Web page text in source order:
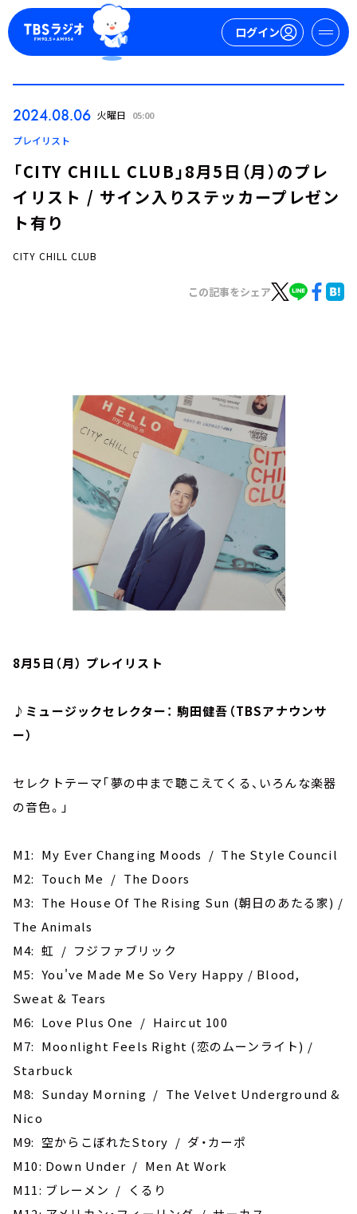
ログイン
YouTube
会社情報
2024.08.06 火曜日 05:00
プレイリスト
「CITY CHILL CLUB」8月5日（月）のプレ
イリスト / サイン入りステッカープレゼン
ト有り
CITY CHILL CLUB
この記事をシェア
8月5日（月） プレイリスト
♪ミュージックセレクター： 駒田健吾（TBSアナウンサ
ー）
セレクトテーマ｢夢の中まで聴こえてくる、いろんな楽器
の音色。｣
M1: My Ever Changing Moods / The Style Council
M2: Touch Me / The Doors
M3: The House Of The Rising Sun (朝日のあたる家) /
The Animals
M4: 虹 / フジファブリック
M5: You've Made Me So Very Happy / Blood,
Sweat & Tears
M6: Love Plus One / Haircut 100
M7: Moonlight Feels Right (恋のムーンライト) /
Starbuck
M8: Sunday Morning / The Velvet Underground &
Nico
M9: 空からこぼれたStory / ダ・カーポ
M10: Down Under / Men At Work
M11: ブレーメン / くるり